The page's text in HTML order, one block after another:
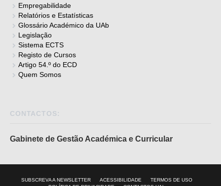
Empregabilidade
Relatórios e Estatísticas
Glossário Académico da UAb
Legislação
Sistema ECTS
Registo de Cursos
Artigo 54.º do ECD
Quem Somos
CONTACTOS:
Gabinete de Gestão Académica e Curricular
SUBSCREVA A NEWSLETTER ACESSIBILIDADE
TERMOS DE USO